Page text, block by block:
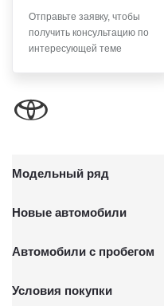
Отправьте заявку, чтобы
получить консультацию по
интересующей теме
Модельный ряд
Новые автомобили
Автомобили с пробегом
Условия покупки